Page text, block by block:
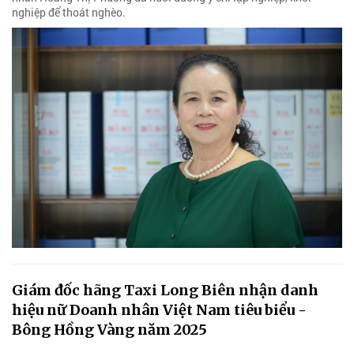
nghiệp để thoát nghèo.
Giám đốc hãng Taxi Long Biên nhận danh
hiệu nữ Doanh nhân Việt Nam tiêu biểu -
Bông Hồng Vàng năm 2025